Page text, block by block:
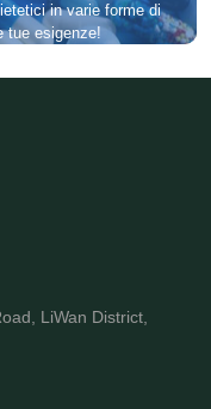
in varie forme di
tue esigenze!
LiWan District,